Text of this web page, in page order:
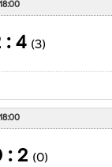
18:00
(3)
4 : 2
18:00
(0)
2 : 0